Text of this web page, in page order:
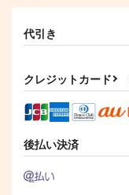
代引き
クレジットカード
後払い決済